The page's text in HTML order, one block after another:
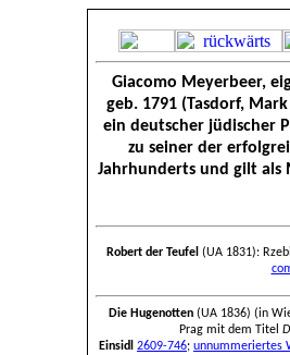
Giacomo Meyerbeer,
geb. 1791 (Tasdorf,
ein deutscher jüdischer
zu seiner der
Jahrhunderts und gilt als
Robert der Teufel (UA 1831):
Die Hugenotten(UA 1836) (in
Prag mit dem Titel
Einsidl 2609-746; unnummeriertes